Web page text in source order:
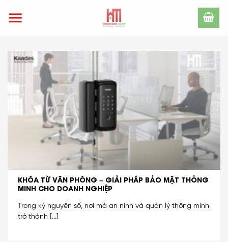
KHÓA TỪ VĂN PHÒNG – GIẢI PHÁP BẢO MẬT THÔNG
MINH CHO DOANH NGHIỆP
Trong kỷ nguyên số, nơi mà an ninh và quản lý thông minh
trở thành [...]